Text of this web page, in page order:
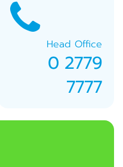
Head Office
0 2779
7777